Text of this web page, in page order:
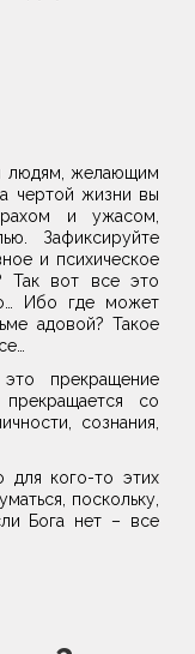
людям, желающим
чертой жизни вы
и ужасом,
Зафиксируйте
и психическое
Так вот все это
Ибо где может
адовой? Такое
прекращение
со
сознания,
для кого-то этих
поскольку,
Бога нет – все